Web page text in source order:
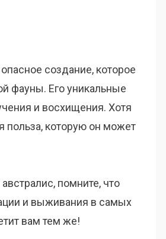
создание, которое
фауны. Его уникальные
и восхищения. Хотя
польза, которую он может
помните, что
и выживания в самых
вам тем же!